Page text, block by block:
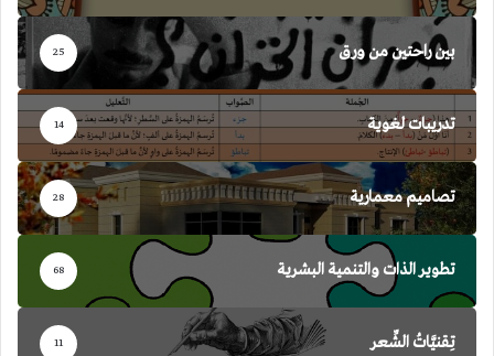
بين راحتين من ورق 25
تدريبات لغوية 14
تصاميم معمارية 28
تطوير الذات والتنمية البشرية 68
تِقنيَّاتُ الشِّعر 11